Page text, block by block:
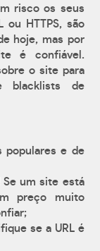
risco os seus
ou HTTPS, são
hoje, mas por
é confiável.
o site para
blacklists de
populares e de
Se um site está
preço muito
se a URL é